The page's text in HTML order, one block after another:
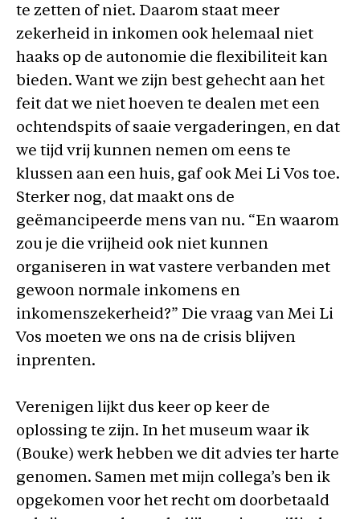
te zetten of niet. Daarom staat meer
zekerheid in inkomen ook helemaal niet
haaks op de autonomie die flexibiliteit kan
bieden. Want we zijn best gehecht aan het
feit dat we niet hoeven te dealen met een
ochtendspits of saaie vergaderingen, en dat
we tijd vrij kunnen nemen om eens te
klussen aan een huis, gaf ook Mei Li Vos toe.
Sterker nog, dat maakt ons de
geëmancipeerde mens van nu. “En waarom
zou je die vrijheid ook niet kunnen
organiseren in wat vastere verbanden met
gewoon normale inkomens en
inkomenszekerheid?” Die vraag van Mei Li
Vos moeten we ons na de crisis blijven
inprenten.
Verenigen lijkt dus keer op keer de
oplossing te zijn. In het museum waar ik
(Bouke) werk hebben we dit advies ter harte
genomen. Samen met mijn collega’s ben ik
opgekomen voor het recht om doorbetaald